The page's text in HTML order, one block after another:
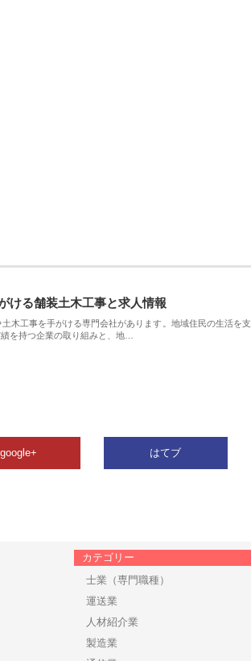
ける舗装土木工事と求人情報
木工事を手がける専門会社があります。地域住民の生活を支
を持つ企業の取り組みと、地…
google+ はてブ
カテゴリー
士業（専門職種）
運送業
人材紹介業
製造業